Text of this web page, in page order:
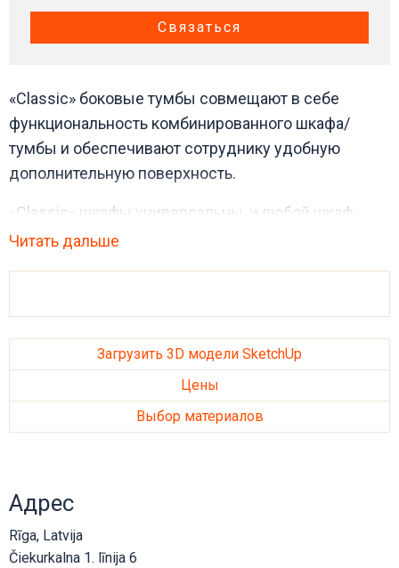
Связаться
«Classic» боковые тумбы совмещают в себе
функциональность комбинированного шкафа/
тумбы и обеспечивают сотруднику удобную
дополнительную поверхность.
«Classic» шкафы универсальны, и любой шкаф
будет совместим с
Читать дальше
Загрузить 3D модели SketchUp
Цены
Выбор материалов
Адрес
Rīga, Latvija
Čiekurkalna 1. līnija 6